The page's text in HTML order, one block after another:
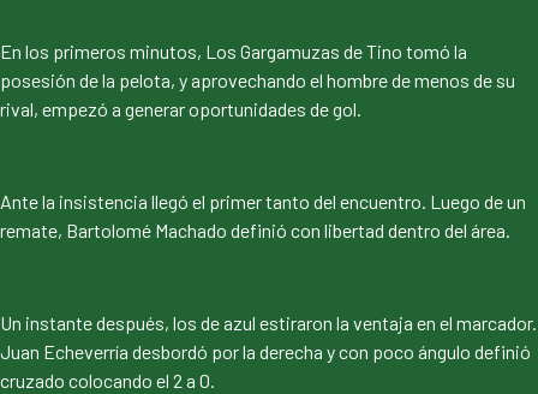
En los primeros minutos, Los Gargamuzas de Tino tomó la
posesión de la pelota, y aprovechando el hombre de menos de su
rival, empezó a generar oportunidades de gol.
Ante la insistencia llegó el primer tanto del encuentro. Luego de un
remate, Bartolomé Machado definió con libertad dentro del área.
Un instante después, los de azul estiraron la ventaja en el marcador.
Juan Echeverría desbordó por la derecha y con poco ángulo definió
cruzado colocando el 2 a 0.